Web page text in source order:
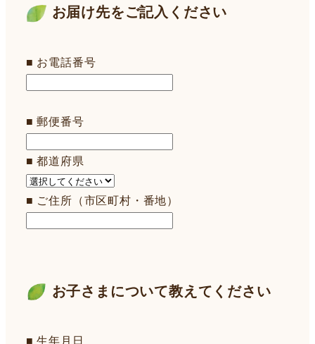
お届け先をご記入ください
■ お電話番号
■ 郵便番号
■ 都道府県
■ ご住所（市区町村・番地）
お子さまについて教えてください
■ 生年月日